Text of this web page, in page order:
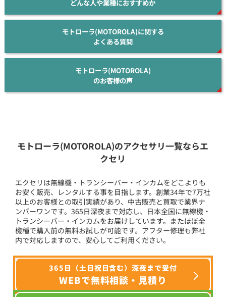
どんな人や業種におすすめか
モトローラ(MOTOROLA)に関する
よくある質問
モトローラ(MOTOROLA)
のお客様の声
モトローラ(MOTOROLA)のアクセサリ一覧ならエ
クセリ
エクセリは無線機・トランシーバー・インカムをどこよりも
お安く販売、レンタルする事を目指します。創業34年で7万社
以上のお客様との取引実績があり、中古販売と買取で業界ナ
ンバーワンです。365日深夜まで対応し、日本全国に無線機・
トランシーバー・インカムをお届けしています。またほぼ全
機種で購入前の無料お試しが可能です。アフター修理も弊社
内で対応しますので、安心してご利用ください。
365日（土日祝日含む）深夜まで受付
WEBで無料相談・見積り